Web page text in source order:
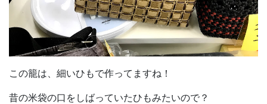
この籠は、細いひもで作ってますね！
昔の米袋の口をしばっていたひもみたいので？